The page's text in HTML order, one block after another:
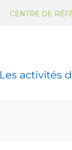
CENTRE DE
Les activités